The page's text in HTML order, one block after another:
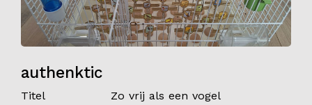
authenktic
Titel
Zo vrij als een vogel